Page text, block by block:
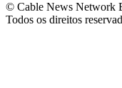
© Cable News Network
Todos os direitos